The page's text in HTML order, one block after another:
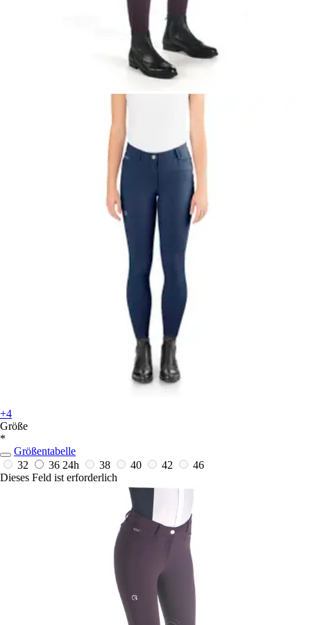
+4
Größe
*
Größentabelle
32
36 24h 38 40 42
46
Dieses Feld ist erforderlich